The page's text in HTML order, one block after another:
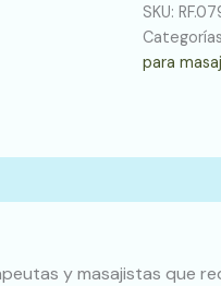
SKU:
para
y masajistas que